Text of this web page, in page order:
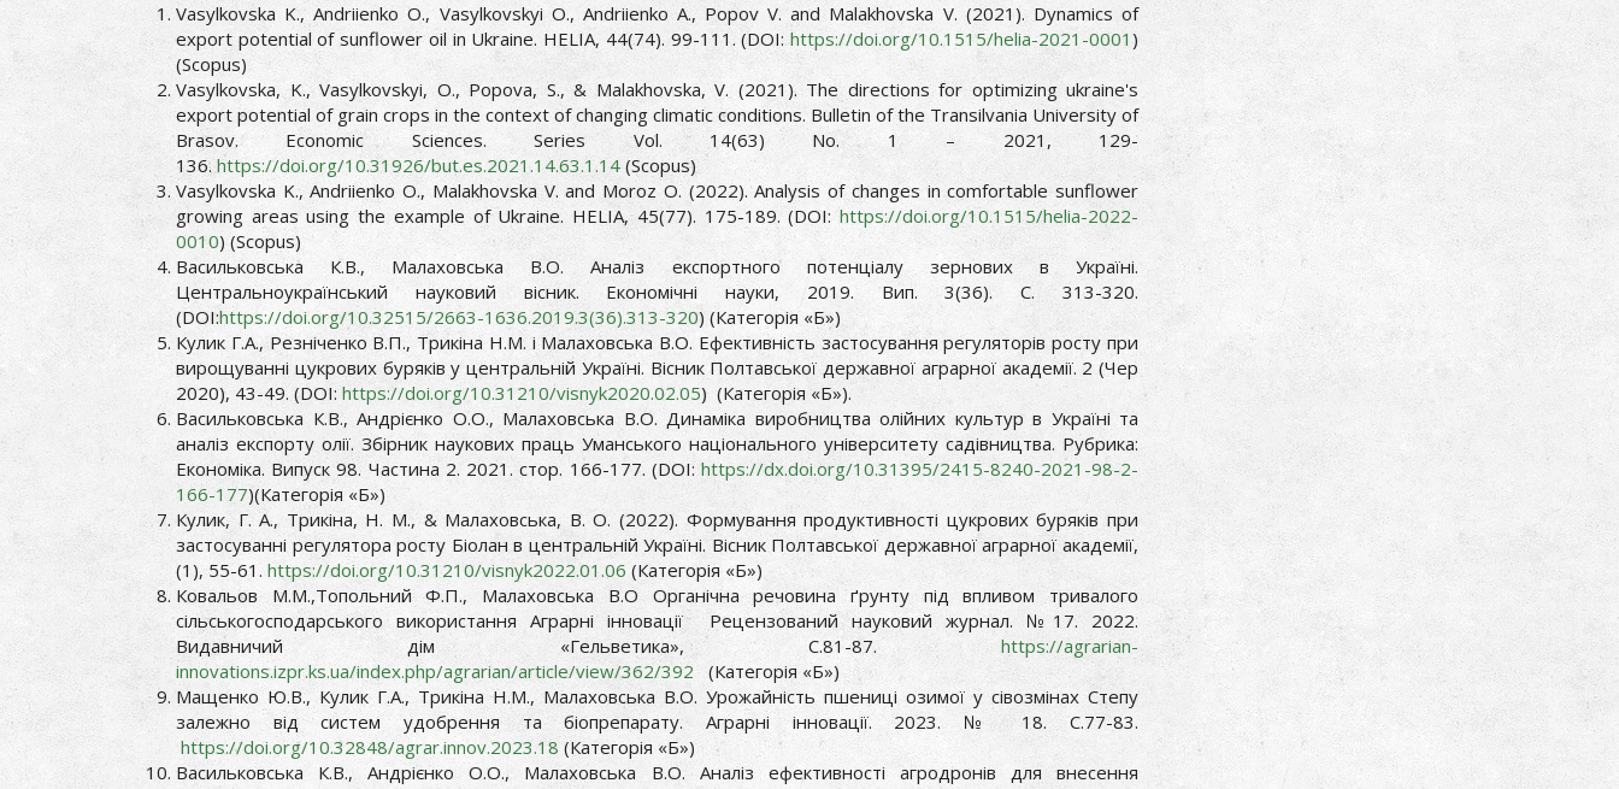
Vasylkovska K., Andriienko O., Vasylkovskyi O., Andriienko A., Popov V. аnd Malakhovska V. (2021). Dynamics of
export potential of sunflower oil in Ukraine. HELIA, 44(74). 99-111. (DOI: https://doi.org/10.1515/helia-2021-0001 )
(Scopus)
Vasylkovska, K., Vasylkovskyi, O., Popova, S., & Malakhovska, V. (2021). The directions for optimizing ukraine's
export potential of grain crops in the context of changing climatic conditions. Bulletin of the Transilvania University of
Brasov. Economic Sciences. Series Vol. 14(63) No. 1 – 2021, 129-
136. https://doi.org/10.31926/but.es.2021.14.63.1.14 (Scopus)
Vasylkovska K., Andriienko O., Malakhovska V. and Moroz O. (2022). Analysis of changes in comfortable sunflower
growing areas using the example of Ukraine. HELIA, 45(77). 175-189. (DOI: https://doi.org/10.1515/helia-2022-
0010) (Scopus)
Васильковська К.В., Малаховська В.О. Аналіз експортного потенціалу зернових в Україні.
Центральноукраїнський науковий вісник. Економічні науки, 2019. Вип. 3(36). C. 313-320.
(DOI:https://doi.org/10.32515/2663-1636.2019.3(36).313-320) (Категорія «Б»)
Кулик Г.А., Резніченко В.П., Трикіна Н.М. і Малаховська В.О. Ефективність застосування регуляторів росту при
вирощуванні цукрових буряків у центральній Україні. Вісник Полтавської державної аграрної академії. 2 (Чер
2020), 43-49. (DOI: https://doi.org/10.31210/visnyk2020.02.05) (Категорія «Б»).
Васильковська К.В., Андрієнко О.О., Малаховська В.О. Динаміка виробництва олійних культур в Україні та
аналіз експорту олії. Збірник наукових праць Уманського національного університету садівництва. Рубрика:
Економіка. Випуск 98. Частина 2. 2021. стор. 166-177. (DOI: https://dx.doi.org/10.31395/2415-8240-2021-98-2-
166-177)(Категорія «Б»)
Кулик, Г. А., Трикіна, Н. М., & Малаховська, В. О. (2022). Формування продуктивності цукрових буряків при
застосуванні регулятора росту Біолан в центральній Україні. Вісник Полтавської державної аграрної академії,
(1), 55-61. https://doi.org/10.31210/visnyk2022.01.06 (Категорія «Б»)
Ковальов М.М.,Топольний Ф.П., Малаховська В.О Органічна речовина ґрунту під впливом тривалого
сільськогосподарського використання Аграрні інновації Рецензований науковий журнал. №17. 2022.
Видавничий дім «Гельветика», С.81-87. https://agrarian-
innovations.izpr.ks.ua/index.php/agrarian/article/view/362/392 (Категорія «Б»)
Мащенко Ю.В., Кулик Г.А., Трикіна Н.М., Малаховська В.О. Урожайність пшениці озимої у сівозмінах Степу
залежно від систем удобрення та біопрепарату. Аграрні інновації. 2023. № 18. С.77-83.
https://doi.org/10.32848/agrar.innov.2023.18 (Категорія «Б»)
Васильковська К.В., Андрієнко О.О., Малаховська В.О. Аналіз ефективності агродронів для внесення